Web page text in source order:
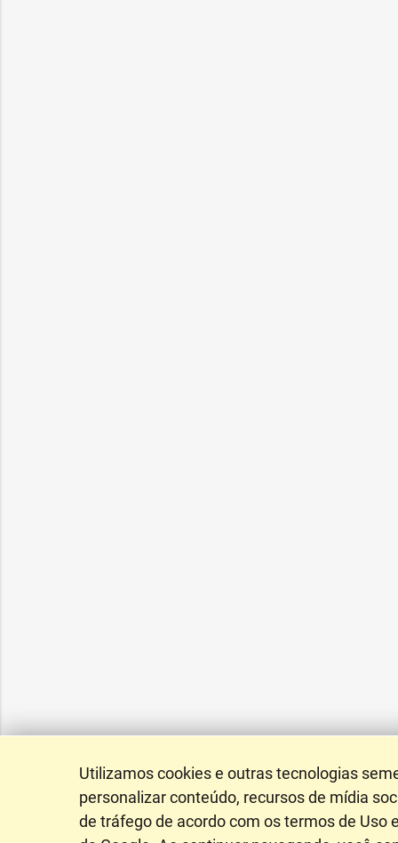
Utilizamos cookies e outras tecnologias
personalizar conteúdo, recursos de mídia
de tráfego de acordo com os termos de Uso